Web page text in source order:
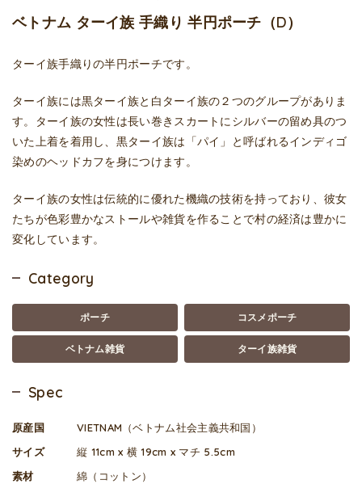
ベトナム ターイ族 手織り 半円ポーチ（D）
ターイ族手織りの半円ポーチです。
ターイ族には黒ターイ族と白ターイ族の２つのグループがありま
す。ターイ族の女性は長い巻きスカートにシルバーの留め具のつ
いた上着を着用し、黒ターイ族は「パイ」と呼ばれるインディゴ
染めのヘッドカフを身につけます。
ターイ族の女性は伝統的に優れた機織の技術を持っており、彼女
たちが色彩豊かなストールや雑貨を作ることで村の経済は豊かに
変化しています。
Category
ポーチ コスメポーチ
ベトナム雑貨 ターイ族雑貨
Spec
原産国
VIETNAM（ベトナム社会主義共和国）
サイズ
縦 11cm x 横 19cm x マチ 5.5cm
素材
綿（コットン）